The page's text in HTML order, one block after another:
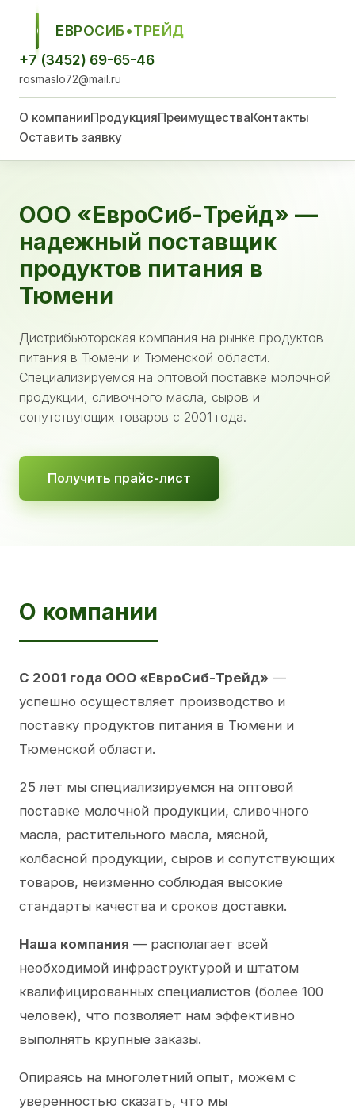
ЕСТ
ЕВРОСИБ•ТРЕЙД
+7 (3452) 69-65-46
rosmaslo72@mail.ru
О компанииПродукцияПреимуществаКонтакты
Оставить заявку
ООО «ЕвроСиб-Трейд» —
надежный поставщик
продуктов питания в
Тюмени
Дистрибьюторская компания на рынке продуктов
питания в Тюмени и Тюменской области.
Специализируемся на оптовой поставке молочной
продукции, сливочного масла, сыров и
сопутствующих товаров с 2001 года.
Получить прайс-лист
О компании
С 2001 года ООО «ЕвроСиб-Трейд» —
успешно осуществляет производство и
поставку продуктов питания в Тюмени и
Тюменской области.
25 лет мы специализируемся на оптовой
поставке молочной продукции, сливочного
масла, растительного масла, мясной,
колбасной продукции, сыров и сопутствующих
товаров, неизменно соблюдая высокие
стандарты качества и сроков доставки.
Наша компания — располагает всей
необходимой инфраструктурой и штатом
квалифицированных специалистов (более 100
человек), что позволяет нам эффективно
выполнять крупные заказы.
Опираясь на многолетний опыт, можем с
уверенностью сказать, что мы